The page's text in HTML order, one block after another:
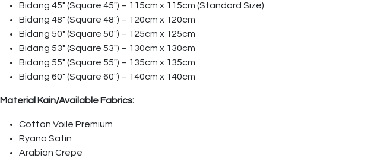
Bidang 45″ (Square 45″) – 115cm x 115cm (Standard Size)
Bidang 48″ (Square 48″) – 120cm x 120cm
Bidang 50″ (Square 50″) – 125cm x 125cm
Bidang 53″ (Square 53″) – 130cm x 130cm
Bidang 55″ (Square 55″) – 135cm x 135cm
Bidang 60″ (Square 60″) – 140cm x 140cm
Material Kain/Available Fabrics:
Cotton Voile Premium
Ryana Satin
Arabian Crepe